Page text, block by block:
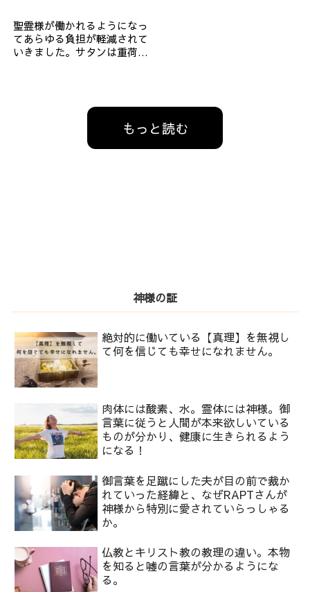
聖霊様が働かれるようになっ
てあらゆる負担が軽減されて
いきました。サタンは重荷を
もっと読む
神様の証
絶対的に働いている【真理】を無視し
て何を信じても幸せになれません。
肉体には酸素、水。霊体には神様。御
言葉に従うと人間が本来欲しいている
ものが分かり、健康に生きられるよう
になる！
御言葉を足蹴にした夫が目の前で裁か
れていった経緯と、なぜRAPTさんが
神様から特別に愛されていらっしゃる
か。
仏教とキリスト教の教理の違い。本物
を知ると噓の言葉が分かるようにな
る。